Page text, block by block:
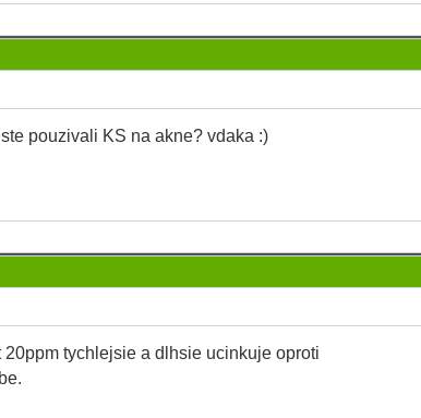
pouzivali KS na akne? vdaka :)
tychlejsie a dlhsie ucinkuje oproti